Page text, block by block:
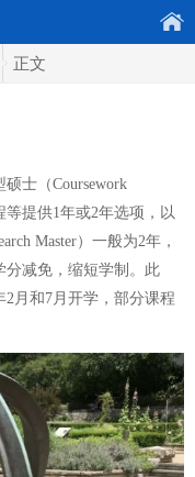
正文
士（Coursework
等提供1年或2年选项，以
Master）一般为2年，
分减免，缩短学制。此
月和7月开学，部分课程